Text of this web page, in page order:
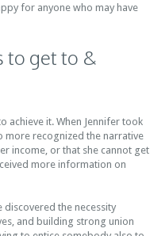
for anyone who may have
to get to &
achieve it. When Jennifer took
more recognized the narrative
income, or that she cannot get
more information on
the necessity
and building strong union